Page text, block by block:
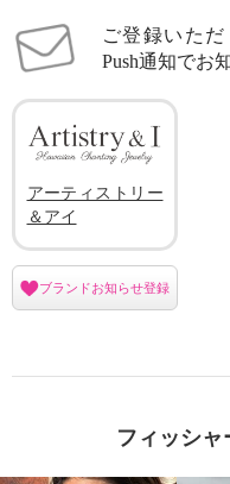
ご登録いた
Push通知でお
アーティストリー
＆アイ
ブランドお知らせ登録
フィッシ